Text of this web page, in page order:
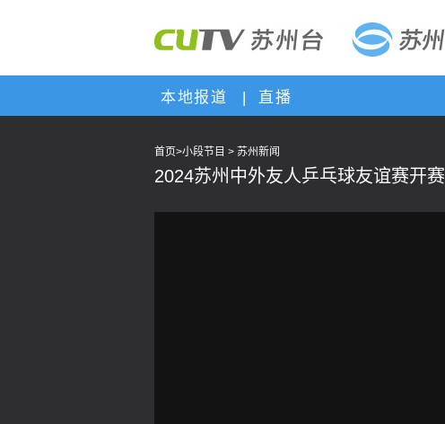
本地报道 | 直播
首页>小段节目 > 苏州新闻
2024苏州中外友人乒乓球友谊赛开赛